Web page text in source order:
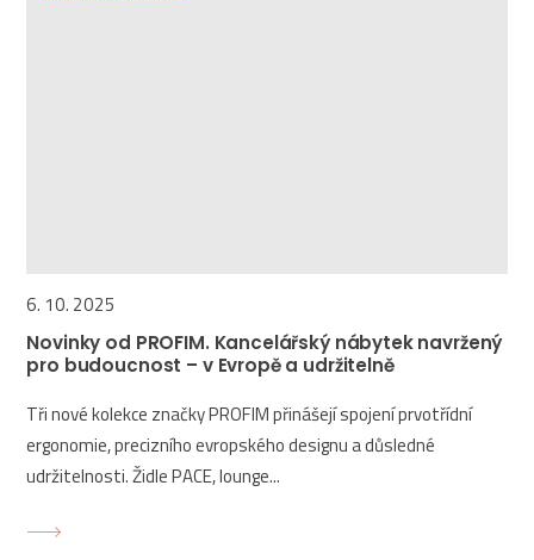
6. 10. 2025
Novinky od PROFIM. Kancelářský nábytek navržený
pro budoucnost – v Evropě a udržitelně
Tři nové kolekce značky PROFIM přinášejí spojení prvotřídní
ergonomie, precizního evropského designu a důsledné
udržitelnosti. Židle PACE, lounge...